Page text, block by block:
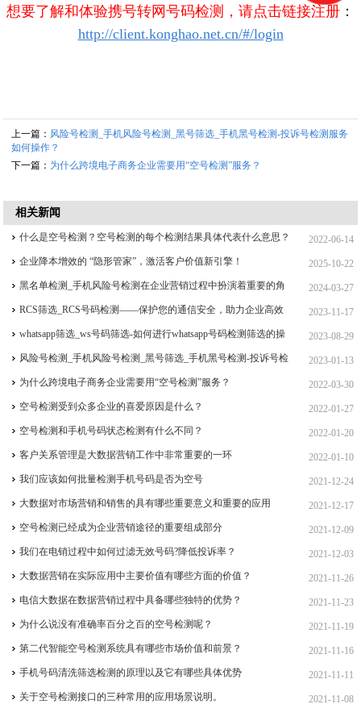
想要了解和体验携号转网号码检测，请点击链接注册 ：
http://client.konghao.net.cn/#/login
上一篇： 风险号检测_手机风险号检测_黑号筛选_手机黑号检测-投诉号检测服务
如何操作？
下一篇： 为什么跨境电子商务企业需要用“空号检测”服务？
相关新闻
2022-06-14
什么是空号检测？空号检测的每个检测结果具体代表什么意思？
2025-10-22
企业降本增效的 “隐形管家”，激活客户价值新引擎！
2024-03-27
黑名单检测_手机风险号检测在企业营销过程中扮演着重要的角
色！ 2023-11-17
RCS筛选_RCS号码检测——保护您的通信安全，助力企业高效
运营！ 2023-08-29
whatsapp筛选_ws号码筛选-如何进行whatsapp号码检测筛选的操
作流程，whatsapp如何筛选活跃用户？ 2023-01-13
风险号检测_手机风险号检测_黑号筛选_手机黑号检测-投诉号检
测服务如何操作？ 2022-03-30
为什么跨境电子商务企业需要用“空号检测”服务？
2022-01-27
空号检测受到众多企业的喜爱原因是什么？
2022-01-20
空号检测和手机号码状态检测有什么不同？
2022-01-10
客户关系管理是大数据营销工作中非常重要的一环
2021-12-24
我们应该如何批量检测手机号码是否为空号
2021-12-17
大数据对市场营销和销售的具有哪些重要意义和重要的应用
2021-12-09
空号检测已经成为企业营销途径的重要组成部分
2021-12-03
我们在电销过程中如何过滤无效号码?降低投诉率？
2021-11-26
大数据营销在实际应用中主要价值有哪些方面的价值？
2021-11-23
电信大数据在数据营销过程中具备哪些独特的优势？
2021-11-19
为什么说没有准确率百分之百的空号检测呢？
2021-11-16
第二代智能空号检测系统具有哪些市场价值和前景？
2021-11-11
手机号码清洗筛选检测的原理以及它有哪些具体优势
2021-11-08
关于空号检测接口的三种常用的应用场景说明。